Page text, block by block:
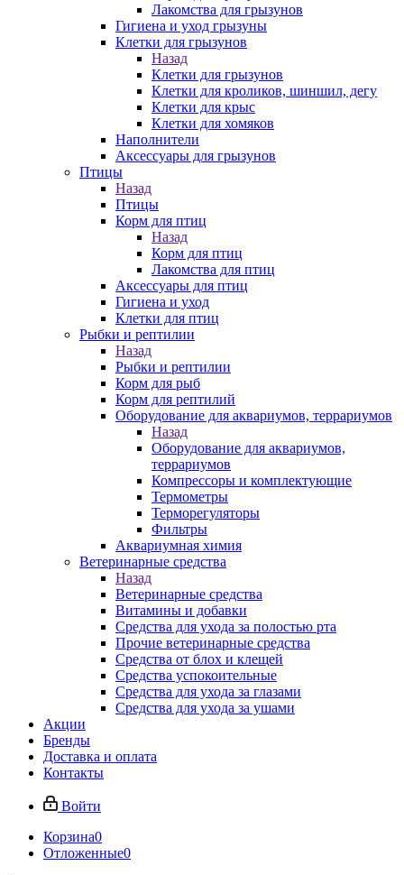
Лакомства для грызунов
Гигиена и уход грызуны
Клетки для грызунов
Назад
Клетки для грызунов
Клетки для кроликов, шиншил, дегу
Клетки для крыс
Клетки для хомяков
Наполнители
Аксессуары для грызунов
Птицы
Назад
Птицы
Корм для птиц
Назад
Корм для птиц
Лакомства для птиц
Аксессуары для птиц
Гигиена и уход
Клетки для птиц
Рыбки и рептилии
Назад
Рыбки и рептилии
Корм для рыб
Корм для рептилий
Оборудование для аквариумов, террариумов
Назад
Оборудование для аквариумов,
террариумов
Компрессоры и комплектующие
Термометры
Терморегуляторы
Фильтры
Аквариумная химия
Ветеринарные средства
Назад
Ветеринарные средства
Витамины и добавки
Средства для ухода за полостью рта
Прочие ветеринарные средства
Средства от блох и клещей
Средства успокоительные
Средства для ухода за глазами
Средства для ухода за ушами
Акции
Бренды
Доставка и оплата
Контакты
Войти
Корзина0
Отложенные0